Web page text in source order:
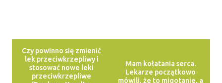
Czy powinno się zmienić
lek przeciwkrzepliwy i
stosować nowe leki
przeciwkrzepliwe
Mam kołatania serca.
Lekarze początkowo
mówili, że to migotanie, a